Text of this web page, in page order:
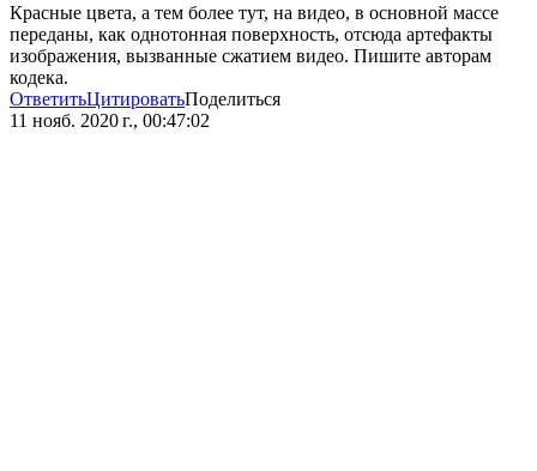
Красные цвета, а тем более тут, на видео, в основной массе
переданы, как однотонная поверхность, отсюда артефакты
изображения, вызванные сжатием видео. Пишите авторам
кодека.
ОтветитьЦитироватьПоделиться
11 нояб. 2020 г., 00:47:02